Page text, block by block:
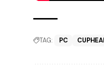
TAG: PC